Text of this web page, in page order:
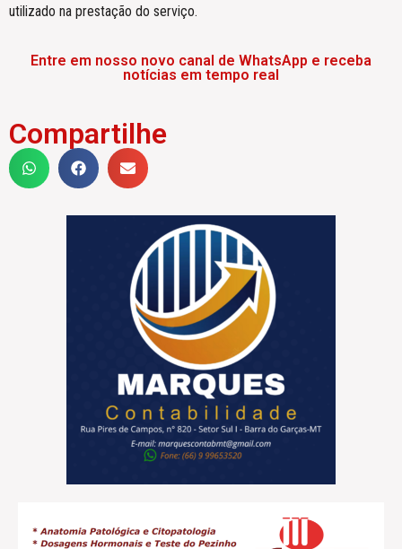
utilizado na prestação do serviço.
Entre em nosso novo canal de WhatsApp e receba
notícias em tempo real
Compartilhe